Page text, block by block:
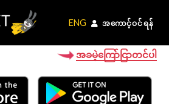
ENG အကောင့်ဝင်ရန်
ENG အကောင့်ဝင်ရန်
အခမဲ့ကြော်ငြာတင်ပါ